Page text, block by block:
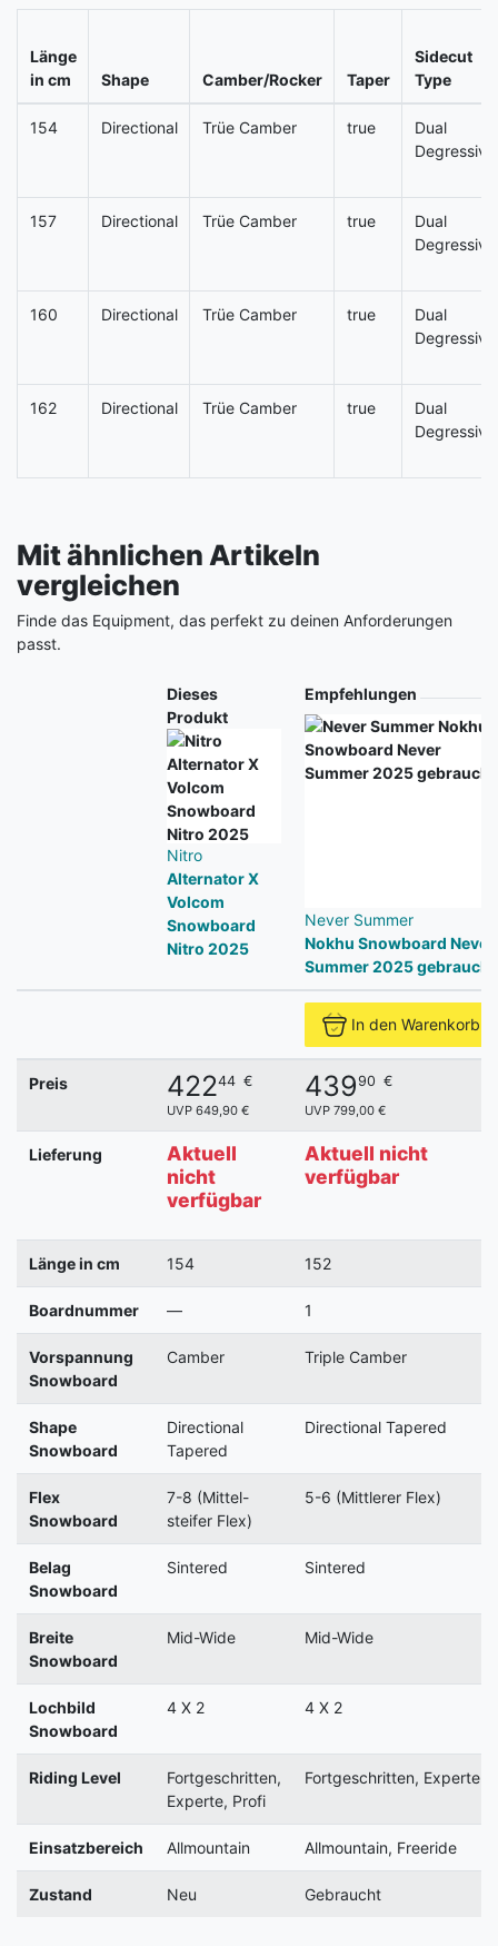
Länge
in cm
Shape Camber/Rocker Taper
Sidecut
Type
154 Directional Trüe Camber true
Dual
Degressive
157 Directional Trüe Camber true
Dual
Degressive
160 Directional Trüe Camber true
Dual
Degressive
162 Directional Trüe Camber true
Dual
Degressive
Mit ähnlichen Artikeln
vergleichen
Finde das Equipment, das perfekt zu deinen Anforderungen
passt.
Dieses
Produkt
Nitro
Alternator X
Volcom
Snowboard
Nitro 2025
Empfehlungen
Never Summer
Nokhu Snowboard Never
Summer 2025 gebraucht
In den Warenkorb
Preis 42244 €
UVP 649,90 €
43990 €
UVP 799,00 €
Lieferung
Aktuell
nicht
verfügbar
Aktuell nicht
verfügbar
Länge in cm 154 152
Boardnummer — 1
Vorspannung
Snowboard
Camber Triple Camber
Shape
Snowboard
Directional
Tapered
Directional Tapered
Flex
Snowboard
7-8 (Mittel-
steifer Flex)
5-6 (Mittlerer Flex)
Belag
Snowboard
Sintered Sintered
Breite
Snowboard
Mid-Wide Mid-Wide
Lochbild
Snowboard
4 X 2 4 X 2
Riding Level
Fortgeschritten,
Experte, Profi
Fortgeschritten, Experte
Einsatzbereich Allmountain Allmountain, Freeride
Zustand Neu Gebraucht